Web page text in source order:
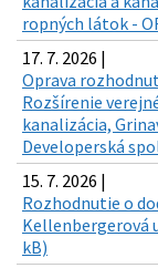
ropných látok -
17. 7. 2026 |
Oprava
Rozšírenie
kanalizácia,
Developerská
15. 7. 2026 |
Rozhodnutie o
Kellenbergerová
kB)